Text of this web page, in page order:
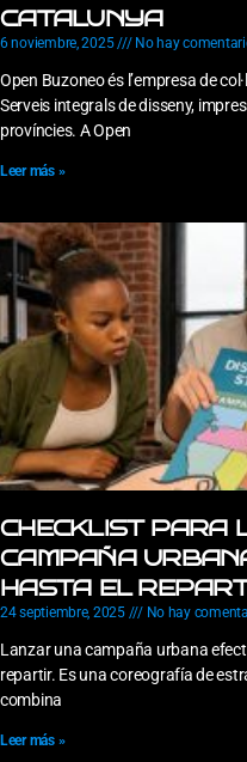
CATALUNYA
6 noviembre, 2025 No hay
Open Buzoneo és l’empresa de
Serveis integrals de disseny,
províncies. A Open
Leer más »
CHECKLIST PARA
CAMPAÑA
HASTA EL
24 septiembre, 2025 No hay
Lanzar una campaña urbana
repartir. Es una coreografía de
combina
Leer más »